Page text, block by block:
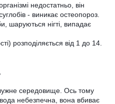
недостатньо, він
- виникає остеопороз.
шаруються нігті, випадає
розподіляється від 1 до 14.
середовище. Ось тому
небезпечна, вона вбиває